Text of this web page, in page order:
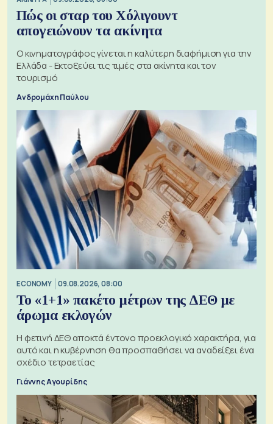
Πώς οι σταρ του Χόλιγουντ
απογειώνουν τα ακίνητα
Ο κινηματογράφος γίνεται η καλύτερη διαφήμιση για την
Ελλάδα - Εκτοξεύει τις τιμές στα ακίνητα και τον
τουρισμό
Ανδρομάχη Παύλου
ECONOMY 09.08.2026, 08:00
Το «1+1» πακέτο μέτρων της ΔΕΘ με
άρωμα εκλογών
Η φετινή ΔΕΘ αποκτά έντονο προεκλογικό χαρακτήρα, για
αυτό και η κυβέρνηση θα προσπαθήσει να αναδείξει ένα
σχέδιο τετραετίας
Γιάννης Αγουρίδης